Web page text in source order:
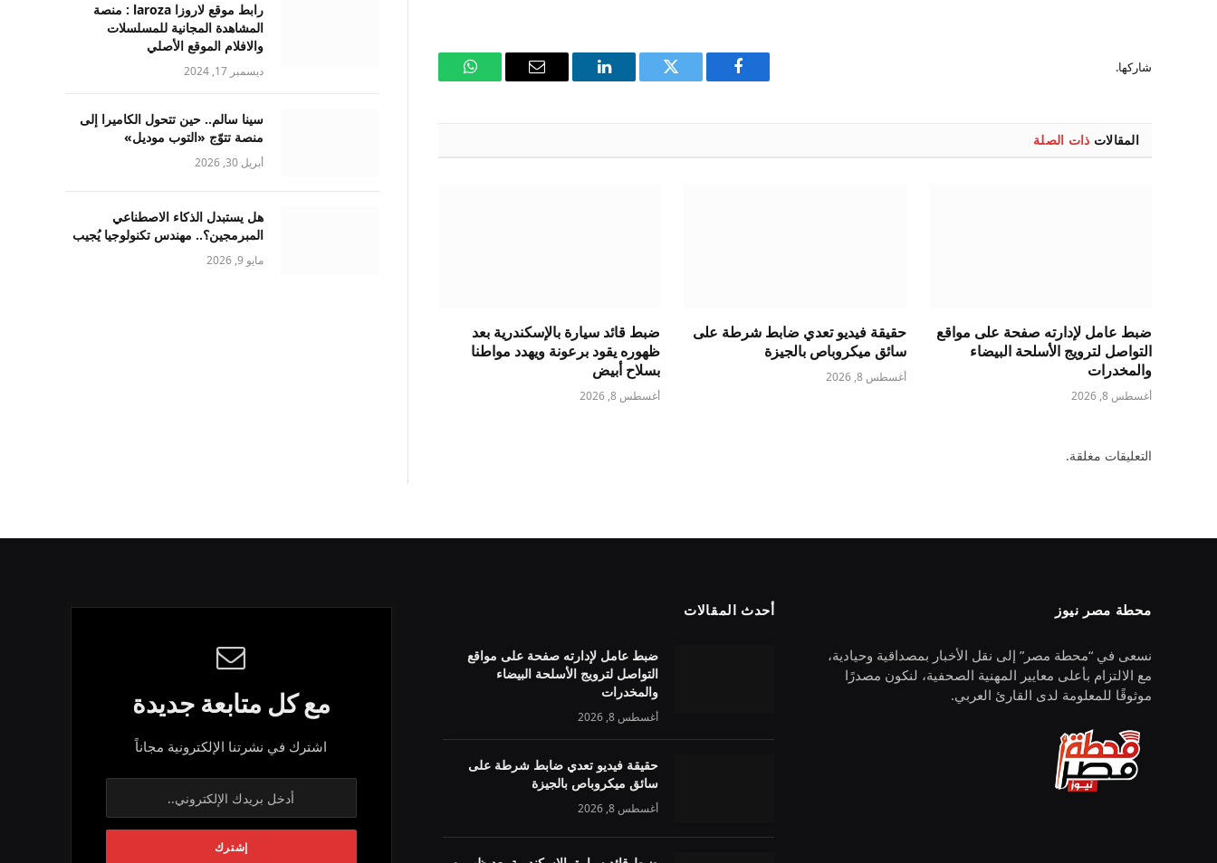
شاركها.
فيسبوك
تويتر لينكدإن
البريد
واتساب
المقالات ذات الصلة
ضبط عامل لإدارته صفحة على مواقع
التواصل لترويج الأسلحة البيضاء
والمخدرات
أغسطس 8, 2026
حقيقة فيديو تعدي ضابط شرطة على
سائق ميكروباص بالجيزة
أغسطس 8, 2026
ضبط قائد سيارة بالإسكندرية بعد
ظهوره يقود برعونة ويهدد مواطنا
بسلاح أبيض
أغسطس 8, 2026
التعليقات مغلقة.
رابط موقع لاروزا laroza : منصة
المشاهدة المجانية للمسلسلات
والافلام الموقع الأصلي
ديسمبر 17, 2024
سينا سالم.. حين تتحول الكاميرا إلى
منصة تتوّج «التوب موديل»
أبريل 30, 2026
هل يستبدل الذكاء الاصطناعي
المبرمجين؟.. مهندس تكنولوجيا يُجيب
مايو 9, 2026
محطة مصر نيوز
نسعى في “محطة مصر” إلى نقل الأخبار بمصداقية وحيادية،
مع الالتزام بأعلى معايير المهنية الصحفية، لنكون مصدرًا
موثوقًا للمعلومة لدى القارئ العربي.
أحدث المقالات
ضبط عامل لإدارته صفحة على مواقع
التواصل لترويج الأسلحة البيضاء
والمخدرات
أغسطس 8, 2026
حقيقة فيديو تعدي ضابط شرطة على
سائق ميكروباص بالجيزة
أغسطس 8, 2026
مع كل متابعة جديدة
اشترك في نشرتنا الإلكترونية مجاناً